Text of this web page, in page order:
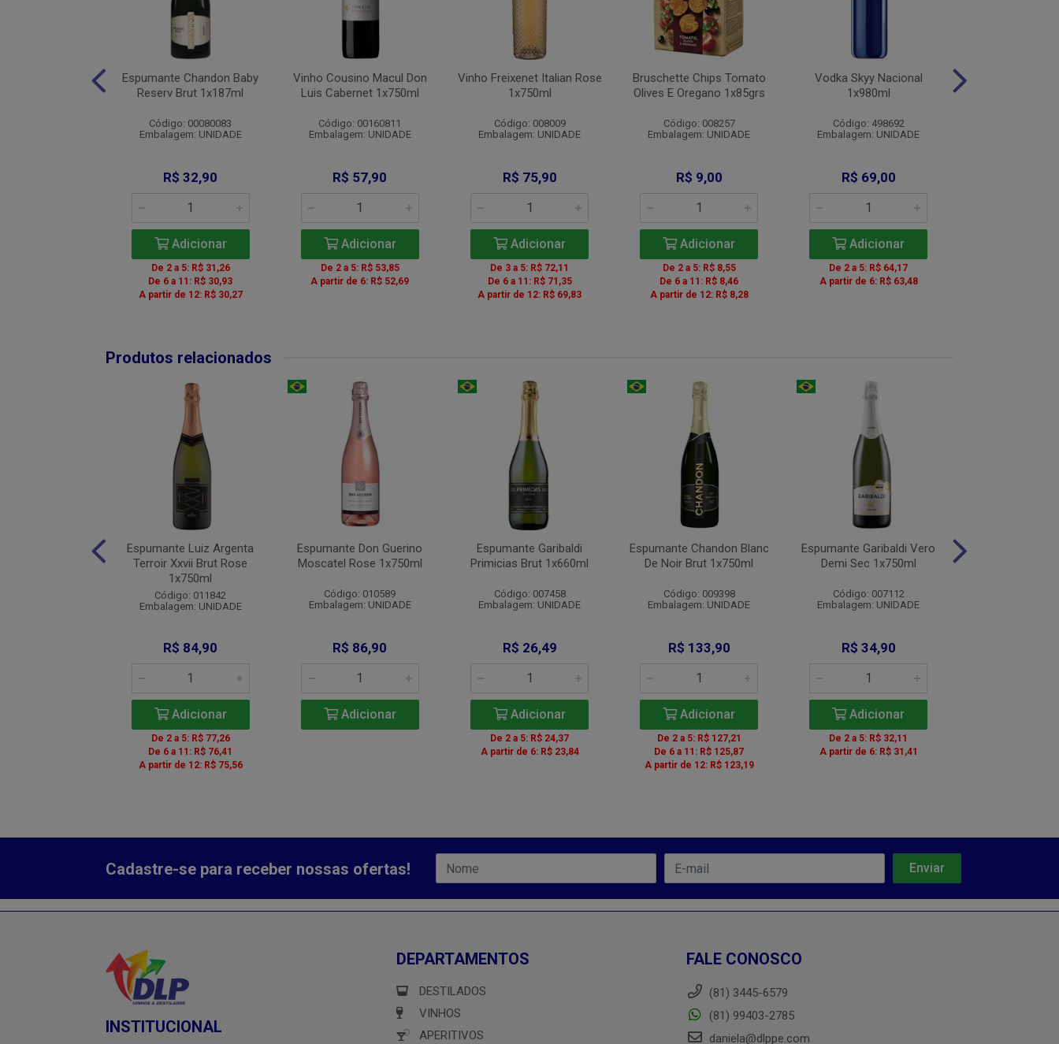
Espumante Chandon Baby
Reserv Brut 1x187ml
Código: 00080083
Embalagem: UNIDADE
R$ 32,90
Adicionar
De 2 a 5: R$ 31,26
De 6 a 11: R$ 30,93
A partir de 12: R$ 30,27
Vinho Cousino Macul Don
Luis Cabernet 1x750ml
Código: 00160811
Embalagem: UNIDADE
R$ 57,90
Adicionar
De 2 a 5: R$ 53,85
A partir de 6: R$ 52,69
Vinho Freixenet Italian Rose
1x750ml
Código: 008009
Embalagem: UNIDADE
R$ 75,90
Adicionar
De 3 a 5: R$ 72,11
De 6 a 11: R$ 71,35
A partir de 12: R$ 69,83
Bruschette Chips Tomato
Olives E Oregano 1x85grs
Código: 008257
Embalagem: UNIDADE
R$ 9,00
Adicionar
De 2 a 5: R$ 8,55
De 6 a 11: R$ 8,46
A partir de 12: R$ 8,28
Vodka Skyy Nacional
1x980ml
Código: 498692
Embalagem: UNIDADE
R$ 69,00
Adicionar
De 2 a 5: R$ 64,17
A partir de 6: R$ 63,48
Produtos relacionados
Espumante Luiz Argenta
Terroir Xxvii Brut Rose
1x750ml
Código: 011842
Embalagem: UNIDADE
R$ 84,90
Adicionar
De 2 a 5: R$ 77,26
De 6 a 11: R$ 76,41
A partir de 12: R$ 75,56
Espumante Don Guerino
Moscatel Rose 1x750ml
Código: 010589
Embalagem: UNIDADE
R$ 86,90
Adicionar
Espumante Garibaldi
Primicias Brut 1x660ml
Código: 007458
Embalagem: UNIDADE
R$ 26,49
Adicionar
De 2 a 5: R$ 24,37
A partir de 6: R$ 23,84
Espumante Chandon Blanc
De Noir Brut 1x750ml
Código: 009398
Embalagem: UNIDADE
R$ 133,90
Adicionar
De 2 a 5: R$ 127,21
De 6 a 11: R$ 125,87
A partir de 12: R$ 123,19
Espumante Garibaldi Vero
Demi Sec 1x750ml
Código: 007112
Embalagem: UNIDADE
R$ 34,90
Adicionar
De 2 a 5: R$ 32,11
A partir de 6: R$ 31,41
Cadastre-se para receber nossas ofertas!
INSTITUCIONAL
DEPARTAMENTOS
DESTILADOS
VINHOS
APERITIVOS
FALE CONOSCO
(81) 3445-6579
(81) 99403-2785
daniela@dlppe.com